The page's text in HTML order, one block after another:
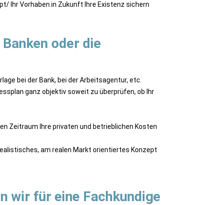
Ihr Vorhaben in Zukunft Ihre Existenz sichern
oder die
bei der Bank, bei der Arbeitsagentur, etc.
ganz objektiv soweit zu überprüfen, ob Ihr
Zeitraum Ihre privaten und betrieblichen Kosten
am realen Markt orientiertes Konzept
wir für eine Fachkundige